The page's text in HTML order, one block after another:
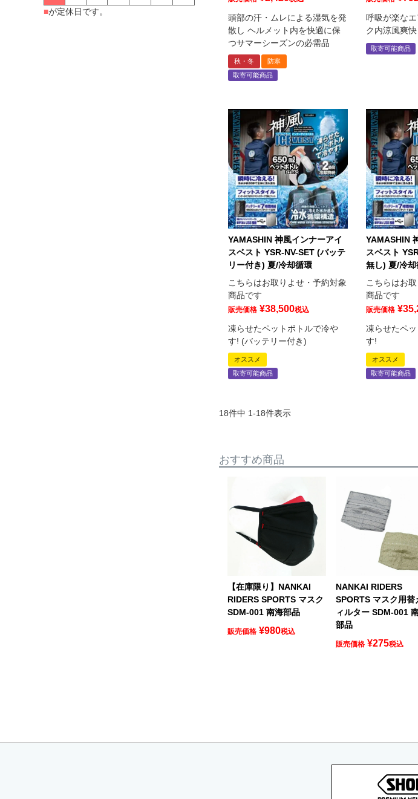
■が定休日です。
頭部の汗・ムレによる湿気を発
散し ヘルメット内を快適に保
つサマーシーズンの必需品
秋・冬
防寒
取寄可能商品
呼吸が楽な
ク内涼風爽快
取寄可能商品
YAMASHIN 神風インナーアイ
スベスト YSR-NV-SET (バッテ
リー付き) 夏/冷却循環
こちらはお取りよせ・予約対象
商品です
販売価格 ¥38,500税込
凍らせたペットボトルで冷や
す! (バッテリー付き)
オススメ
取寄可能商品
YAMASHIN
スベスト
無し) 夏/冷却
こちらはお
商品です
販売価格 ¥
凍らせたペ
す!
オススメ
取寄可能商品
18件中 1-18件表示
おすすめ商品
【在庫限り】NANKAI
RIDERS SPORTS マスク
SDM-001 南海部品
販売価格 ¥980税込
NANKAI RIDERS
SPORTS マスク用替
ィルター SDM-001
部品
販売価格 ¥275税込